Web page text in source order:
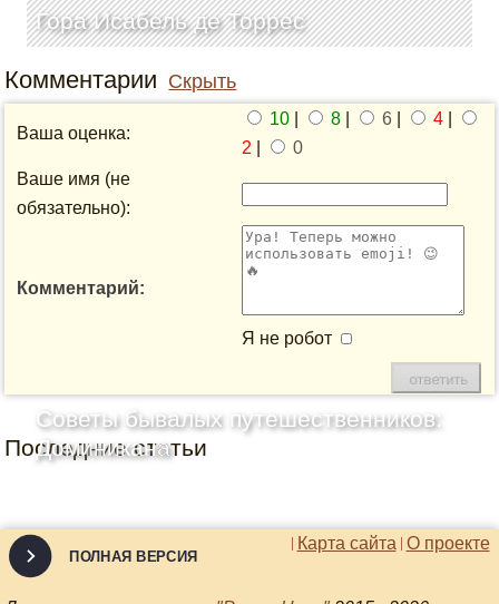
Гора Исабель де Торрес
Комментарии Скрыть
Ваша оценка:
10 8 6 4
2
0
Ваше имя (не
обязательно):
Комментарий:
Я не робот
Последние статьи
Советы бывалых путешественников:
Доминикана
О проекте
Карта сайта
ПОЛНАЯ ВЕРСИЯ